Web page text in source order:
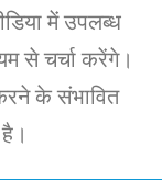
में उपलब्ध
से चर्चा करेंगे।
के संभावित